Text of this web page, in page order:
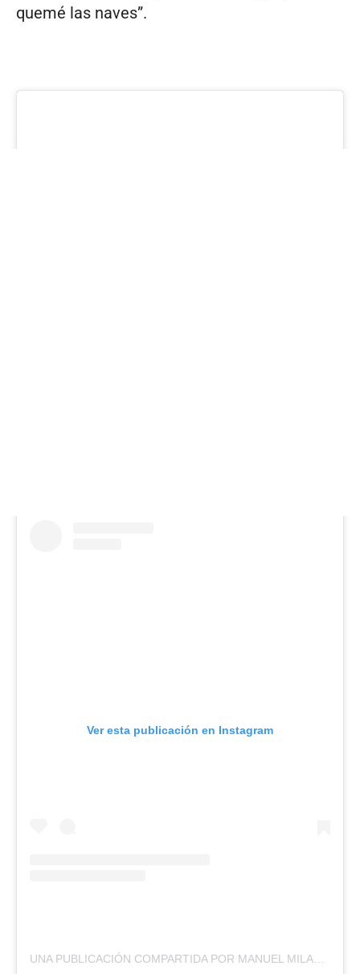
quemé las naves”.
Ver esta publicación en Instagram
UNA PUBLICACIÓN COMPARTIDA POR MANUEL MILANÉS (@MILANESEMPRENDE)